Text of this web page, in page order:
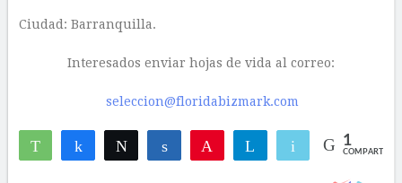
Ciudad: Barranquilla.
Interesados enviar hojas de vida al correo:
seleccion@floridabizmark.com
WhatsAppCompartirTwittear Compartir Telegram Email 1
COMPARTIR